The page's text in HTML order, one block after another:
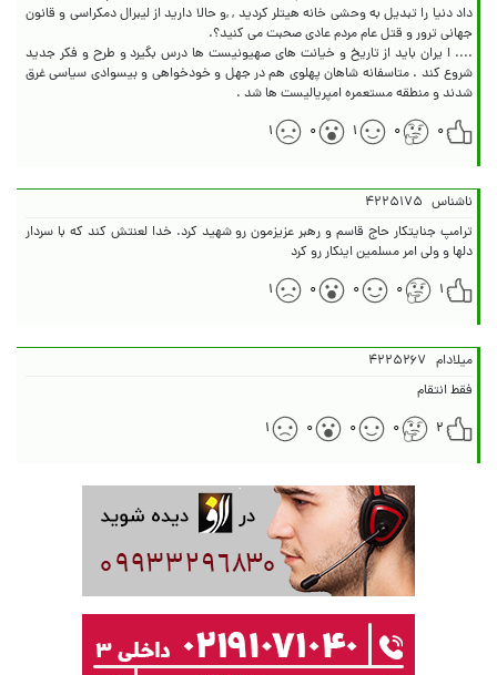
داد دنیا را تبدیل به وحشی خانه هیتلر کردید , ,و حالا دارید از لیبرال دمکراسی و قانون
.... ا یران باید از تاریخ و خیانت های صهیونیست ها درس بگیرد و طرح و فکر جدید
شروع کند . متاسفانه شاهان پهلوی هم در جهل و خودخواهی و بیسوادی سیاسی غرق
شدند و منطقه مستعمره امپریالیست ها شد .
۰
۰ ۱ ۰ ۱
ناشناس ۴۲۲۵۱۷۵
ترامپ جنایتکار حاج قاسم و رهبر عزیزمون رو شهید کرد. خدا لعنتش کند که با سردار
دلها و ولی امر مسلمین اینکار رو کرد
۱
۰ ۰ ۰ ۱
میلادام ۴۲۲۵۲۶۷
فقط انتقام
۲
۰ ۰ ۰ ۱